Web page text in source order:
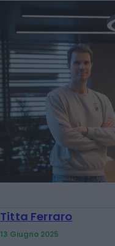
Titta Ferraro
13 Giugno 2025